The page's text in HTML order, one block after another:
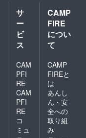
サ
ー
ビ
ス
CAM
PFI
RE
CAM
PFI
RE
コ
ミュ
CAMP
FIRE
につい
て
CAMP
FIREと
は
あんし
ん・安
全への
取り組
み